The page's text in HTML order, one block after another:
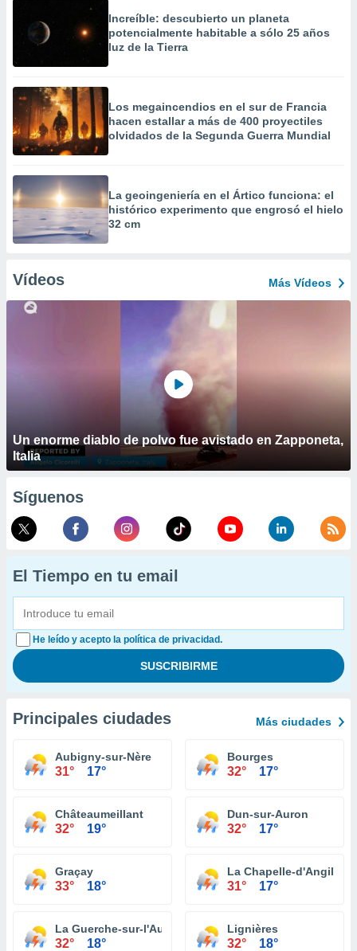
Increíble: descubierto un planeta
potencialmente habitable a sólo 25 años
luz de la Tierra
Los megaincendios en el sur de Francia
hacen estallar a más de 400 proyectiles
olvidados de la Segunda Guerra Mundial
La geoingeniería en el Ártico funciona: el
histórico experimento que engrosó el hielo
32 cm
Vídeos Más Vídeos
Un enorme diablo de polvo fue avistado en Zapponeta,
Italia
Síguenos
El Tiempo en tu email
He leído y acepto la política de privacidad.
Principales ciudades Más ciudades
Aubigny-sur-Nère
31° 17°
Bourges
32° 17°
Châteaumeillant
32° 19°
Dun-sur-Auron
32° 17°
Graçay
33° 18°
La Chapelle-d'Angillon
31° 17°
La Guerche-sur-l'Aubois
32° 18°
Lignières
32° 18°